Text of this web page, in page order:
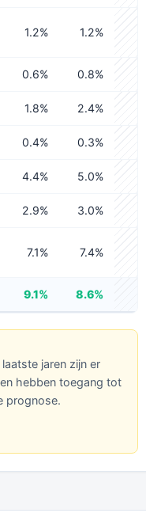
1.2% 1.2%
0.6% 0.8%
1.8% 2.4%
0.4% 0.3%
4.4% 5.0%
2.9% 3.0%
7.1% 7.4%
9.1% 8.6%
jaren zijn er
hebben toegang tot
prognose.